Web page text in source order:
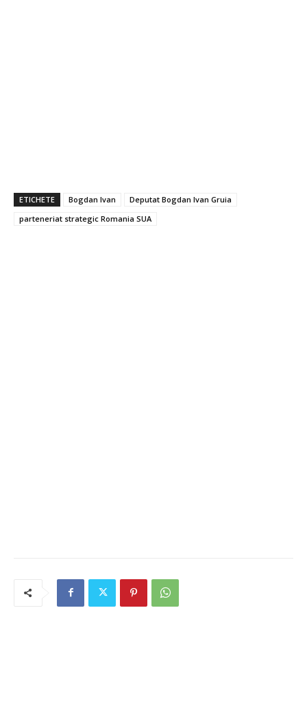
ETICHETE Bogdan Ivan
Deputat Bogdan Ivan Gruia
parteneriat strategic Romania SUA